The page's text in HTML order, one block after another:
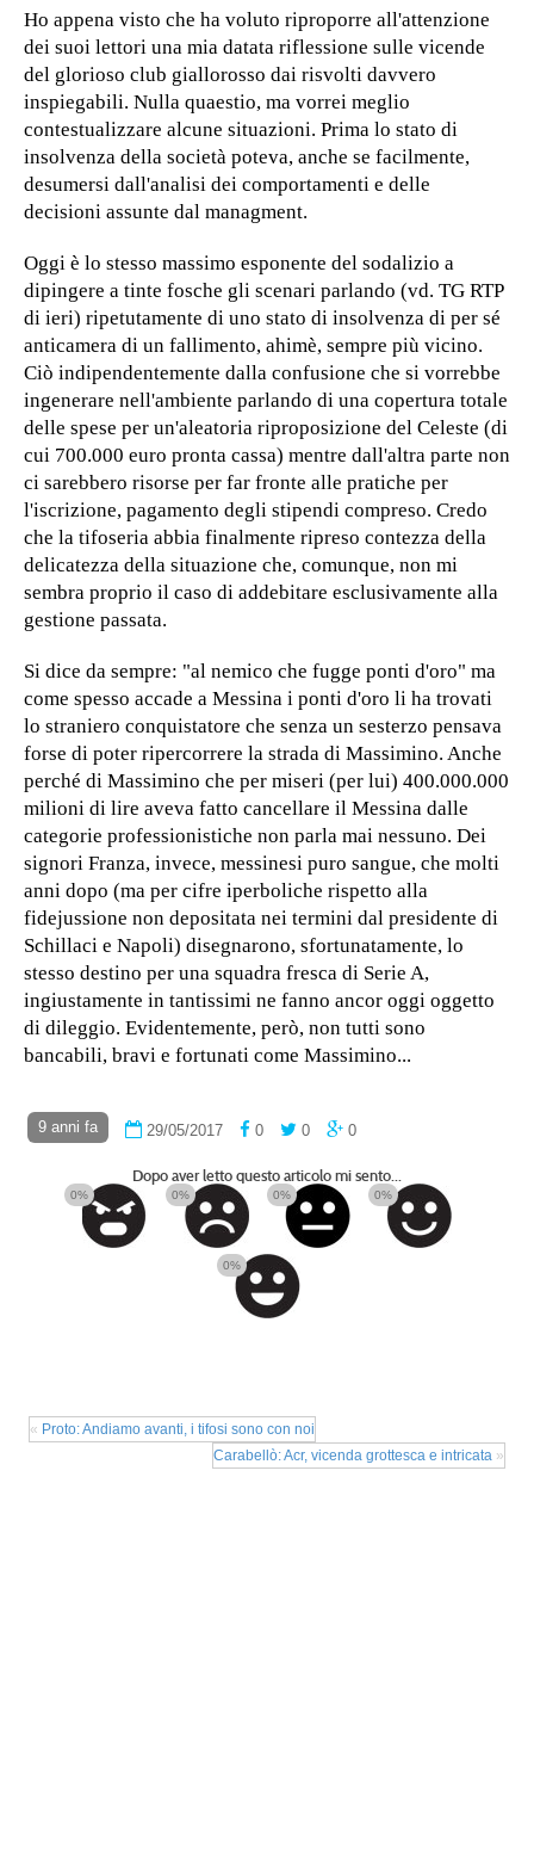
Ho appena visto che ha voluto riproporre all'attenzione
dei suoi lettori una mia datata riflessione sulle vicende
del glorioso club giallorosso dai risvolti davvero
inspiegabili. Nulla quaestio, ma vorrei meglio
contestualizzare alcune situazioni. Prima lo stato di
insolvenza della società poteva, anche se facilmente,
desumersi dall'analisi dei comportamenti e delle
decisioni assunte dal managment.
Oggi è lo stesso massimo esponente del sodalizio a
dipingere a tinte fosche gli scenari parlando (vd. TG RTP
di ieri) ripetutamente di uno stato di insolvenza di per sé
anticamera di un fallimento, ahimè, sempre più vicino.
Ciò indipendentemente dalla confusione che si vorrebbe
ingenerare nell'ambiente parlando di una copertura totale
delle spese per un'aleatoria riproposizione del Celeste (di
cui 700.000 euro pronta cassa) mentre dall'altra parte non
ci sarebbero risorse per far fronte alle pratiche per
l'iscrizione, pagamento degli stipendi compreso. Credo
che la tifoseria abbia finalmente ripreso contezza della
delicatezza della situazione che, comunque, non mi
sembra proprio il caso di addebitare esclusivamente alla
gestione passata.
Si dice da sempre: "al nemico che fugge ponti d'oro" ma
come spesso accade a Messina i ponti d'oro li ha trovati
lo straniero conquistatore che senza un sesterzo pensava
forse di poter ripercorrere la strada di Massimino. Anche
perché di Massimino che per miseri (per lui) 400.000.000
milioni di lire aveva fatto cancellare il Messina dalle
categorie professionistiche non parla mai nessuno. Dei
signori Franza, invece, messinesi puro sangue, che molti
anni dopo (ma per cifre iperboliche rispetto alla
fidejussione non depositata nei termini dal presidente di
Schillaci e Napoli) disegnarono, sfortunatamente, lo
stesso destino per una squadra fresca di Serie A,
ingiustamente in tantissimi ne fanno ancor oggi oggetto
di dileggio. Evidentemente, però, non tutti sono
bancabili, bravi e fortunati come Massimino...
9 anni fa 29/05/2017 0 0 0
Dopo aver letto questo articolo mi sento...
0% 0% 0% 0%
0%
« Proto: Andiamo avanti, i tifosi sono con noi
Carabellò: Acr, vicenda grottesca e intricata »